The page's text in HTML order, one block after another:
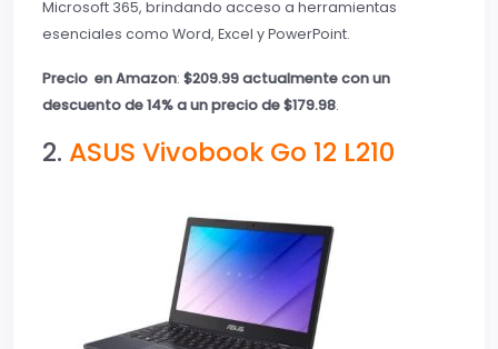
Microsoft 365, brindando acceso a herramientas
esenciales como Word, Excel y PowerPoint.
Precio en Amazon: $209.99 actualmente con un
descuento de 14% a un precio de $179.98.
2. ASUS Vivobook Go 12 L210